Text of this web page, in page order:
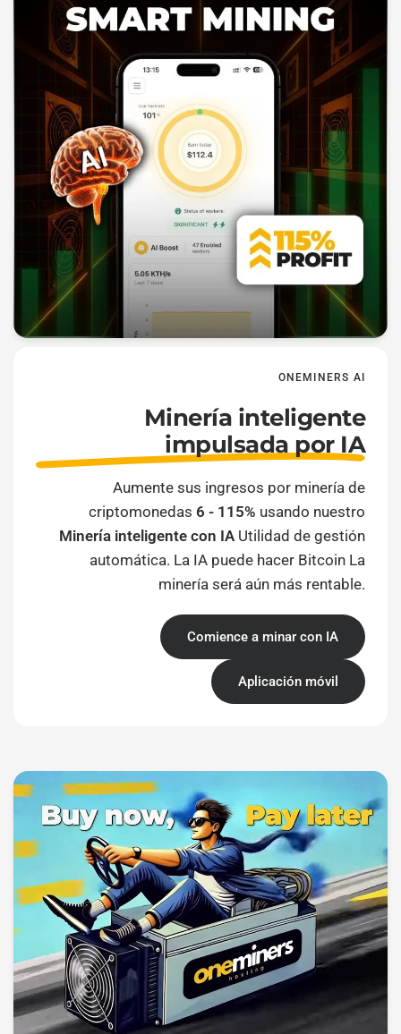
ONEMINERS AI
Minería inteligente
impulsada por IA
Aumente sus ingresos por minería de
criptomonedas 6 - 115% usando nuestro
Minería inteligente con IAUtilidad de gestión
automática. La IA puede hacer Bitcoin La
minería será aún más rentable.
Comience a minar con IA
Aplicación móvil